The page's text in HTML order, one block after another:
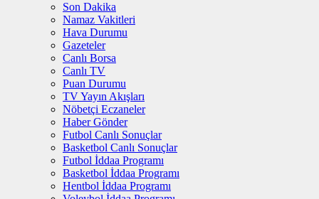
Son Dakika
Namaz Vakitleri
Hava Durumu
Gazeteler
Canlı Borsa
Canlı TV
Puan Durumu
TV Yayın Akışları
Nöbetçi Eczaneler
Haber Gönder
Futbol Canlı Sonuçlar
Basketbol Canlı Sonuçlar
Futbol İddaa Programı
Basketbol İddaa Programı
Hentbol İddaa Programı